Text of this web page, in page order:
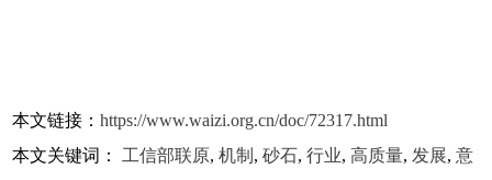
本文链接：https://www.waizi.org.cn/doc/72317.html
本文关键词：工信部联原,机制 ,砂石,行业,高质量,发展,意